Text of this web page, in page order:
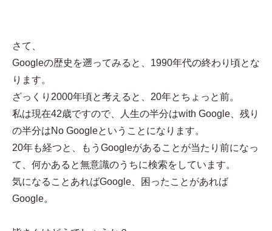
さて、
Googleの歴史を遡ってみると、1990年代の終わり頃とな
ります。
ざっくり2000年頃と考えると、20年とちょっと前。
私は現在42歳ですので、人生の半分はwith Google、残り
の半分はNo Googleということになります。
20年も経つと、もうGoogleがあることが当たり前になっ
て、何かあると無意識のうちに検索をしています。
気になることあればGoogle、困ったことがあれば
Google。